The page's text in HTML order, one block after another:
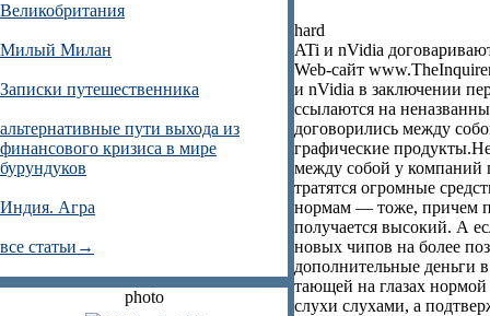
Великобритания
Милый Милан
Записки путешественника
альтернативные пути выхода из
финансового кризиса в мире
бурундуков
Индия. Агра
все статьи→
photo
hard
ATi и nVidia
Web-сайт
и nVidia в заключении
ссылаются на
договорились между
графические
между собой у компаний
тратятся огромные
нормам — тоже, причем
получается высокий. А
новых чипов на более
дополнительные деньги
тающей на глазах
слухи слухами, а